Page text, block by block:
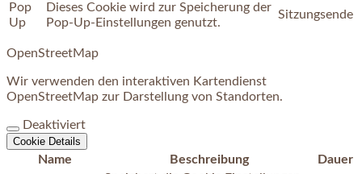
Pop
Up
Dieses Cookie wird zur Speicherung der
Pop-Up-Einstellungen genutzt.
Sitzungsende
OpenStreetMap
Wir verwenden den interaktiven Kartendienst
OpenStreetMap zur Darstellung von Standorten.
Deaktiviert
Cookie Details
Name Beschreibung
Dauer